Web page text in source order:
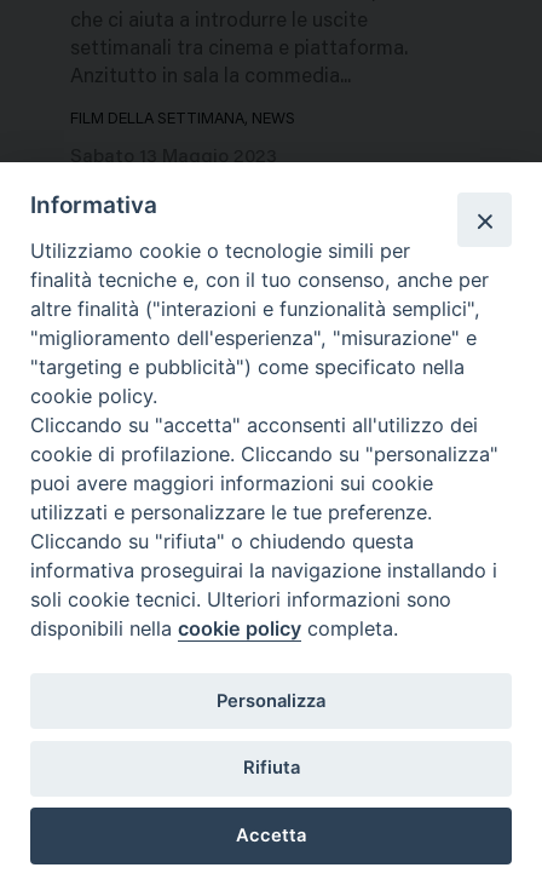
che ci aiuta a introdurre le uscite
settimanali tra cinema e piattaforma.
Anzitutto in sala la commedia...
FILM DELLA SETTIMANA, NEWS
Contatti & Info
C.ne Aurelia, 50 – 00165 Roma
Contatti
Scrivi a: cnvf@chiesacattolica.it
Informativa
Utilizziamo cookie o tecnologie simili per
finalità tecniche e, con il tuo consenso, anche per
altre finalità ("interazioni e funzionalità semplici",
"miglioramento dell'esperienza", "misurazione" e
"targeting e pubblicità") come specificato nella
cookie policy.
Cliccando su "accetta" acconsenti all'utilizzo dei
cookie di profilazione. Cliccando su "personalizza"
puoi avere maggiori informazioni sui cookie
utilizzati e personalizzare le tue preferenze.
Cliccando su "rifiuta" o chiudendo questa
informativa proseguirai la navigazione installando i
soli cookie tecnici. Ulteriori informazioni sono
disponibili nellacookie policy completa.
Personalizza
Rifiuta
Accetta